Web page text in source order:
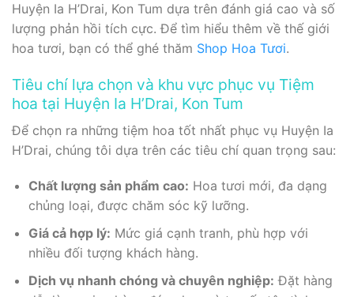
Huyện Ia H’Drai, Kon Tum dựa trên đánh giá cao và số
lượng phản hồi tích cực. Để tìm hiểu thêm về thế giới
hoa tươi, bạn có thể ghé thăm Shop Hoa Tươi.
Tiêu chí lựa chọn và khu vực phục vụ Tiệm
hoa tại Huyện Ia H’Drai, Kon Tum
Để chọn ra những tiệm hoa tốt nhất phục vụ Huyện Ia
H’Drai, chúng tôi dựa trên các tiêu chí quan trọng sau:
Chất lượng sản phẩm cao: Hoa tươi mới, đa dạng
chủng loại, được chăm sóc kỹ lưỡng.
Giá cả hợp lý: Mức giá cạnh tranh, phù hợp với
nhiều đối tượng khách hàng.
Dịch vụ nhanh chóng và chuyên nghiệp: Đặt hàng